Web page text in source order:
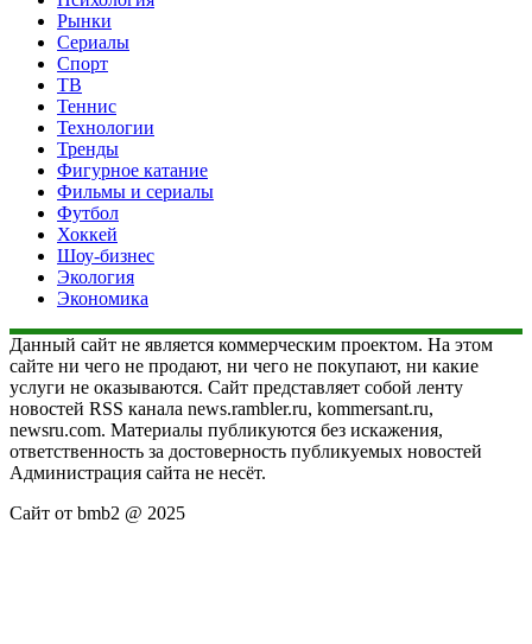
Рынки
Сериалы
Спорт
ТВ
Теннис
Технологии
Тренды
Фигурное катание
Фильмы и сериалы
Футбол
Хоккей
Шоу-бизнес
Экология
Экономика
Данный сайт не является коммерческим проектом. На этом
сайте ни чего не продают, ни чего не покупают, ни какие
услуги не оказываются. Сайт представляет собой ленту
новостей RSS канала news.rambler.ru, kommersant.ru,
newsru.com. Материалы публикуются без искажения,
ответственность за достоверность публикуемых новостей
Администрация сайта не несёт.
Сайт от bmb2 @ 2025